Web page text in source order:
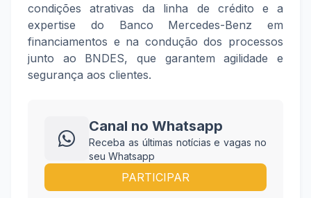
condições atrativas da linha de crédito e a
expertise do Banco Mercedes-Benz em
financiamentos e na condução dos processos
junto ao BNDES, que garantem agilidade e
segurança aos clientes.
Canal no Whatsapp
Receba as últimas notícias e vagas no
seu Whatsapp
PARTICIPAR